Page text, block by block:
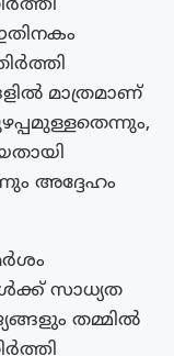
മാത്രമാണ്
അദ്ദേഹം
സാധ്യത
തമ്മിൽ